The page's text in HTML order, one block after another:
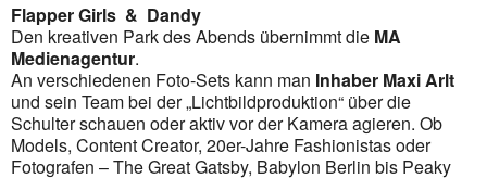
Flapper Girls & Dandy
Den kreativen Park des Abends übernimmt die MA
Medienagentur.
An verschiedenen Foto-Sets kann man Inhaber Maxi Arlt
und sein Team bei der „Lichtbildproduktion“ über die
Schulter schauen oder aktiv vor der Kamera agieren. Ob
Models, Content Creator, 20er-Jahre Fashionistas oder
Fotografen – The Great Gatsby, Babylon Berlin bis Peaky